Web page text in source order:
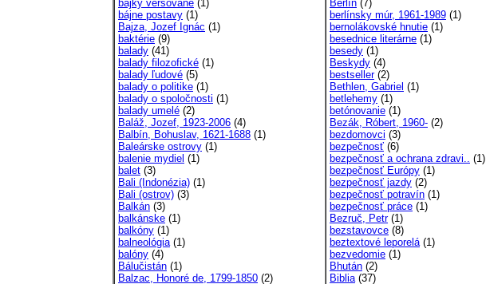
bájky veršované (1)
bájne postavy (1)
Bajza, Jozef Ignác (1)
baktérie (9)
balady (41)
balady filozofické (1)
balady ľudové (5)
balady o politike (1)
balady o spoločnosti (1)
balady umelé (2)
Baláž, Jozef, 1923-2006 (4)
Balbín, Bohuslav, 1621-1688 (1)
Baleárske ostrovy (1)
balenie mydiel (1)
balet (3)
Bali (Indonézia) (1)
Bali (ostrov) (3)
Balkán (3)
balkánske (1)
balkóny (1)
balneológia(1)
balóny (4)
Bálučistán (1)
Balzac, Honoré de, 1799-1850 (2)
Berlín (7)
berlínsky múr, 1961-1989 (1)
bernolákovské hnutie (1)
besednice literárne (1)
besedy (1)
Beskydy (4)
bestseller(2)
Bethlen, Gabriel (1)
betlehemy (1)
betónovanie (1)
Bezák, Róbert, 1960- (2)
bezdomovci (3)
bezpečnosť (6)
bezpečnosť a ochrana zdravi.. (1)
bezpečnosť Európy (1)
bezpečnosť jazdy (2)
bezpečnosť potravín (1)
bezpečnosť práce (1)
Bezruč, Petr(1)
bezstavovce (8)
beztextové leporelá(1)
bezvedomie (1)
Bhután (2)
Biblia(37)